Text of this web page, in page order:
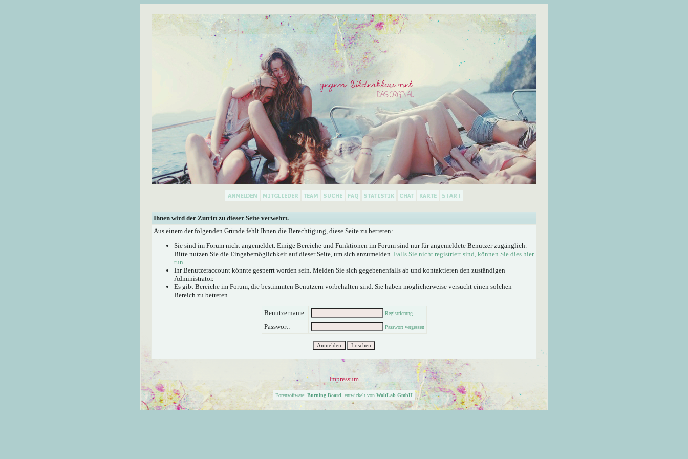
Ihnen wird der Zutritt zu dieser Seite verwehrt.
Aus einem der folgenden Gründe fehlt Ihnen die Berechtigung, diese Seite zu betreten:
Sie sind im Forum nicht angemeldet. Einige Bereiche und Funktionen im Forum sind nur für angemeldete Benutzer zugänglich.
Bitte nutzen Sie die Eingabemöglichkeit auf dieser Seite, um sich anzumelden. Falls Sie nicht registriert sind, können Sie dies hier
tun.
Ihr Benutzeraccount könnte gesperrt worden sein. Melden Sie sich gegebenenfalls ab und kontaktieren den zuständigen
Administrator.
Es gibt Bereiche im Forum, die bestimmten Benutzern vorbehalten sind. Sie haben möglicherweise versucht einen solchen
Bereich zu betreten.
Benutzername: Registrierung
Passwort: Passwort vergessen
Impressum
Forensoftware: Burning Board , entwickelt von WoltLab GmbH